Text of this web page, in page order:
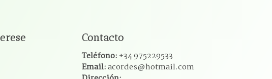
Contacto
Teléfono: +34 975229533
Email:acordes@hotmail.com